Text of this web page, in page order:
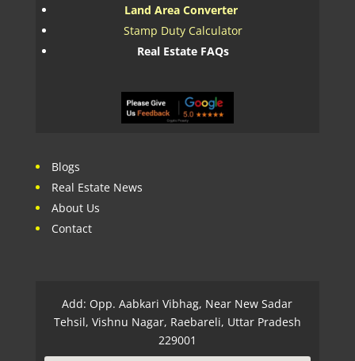
Land Area Converter
Stamp Duty Calculator
Real Estate FAQs
Blogs
Real Estate News
About Us
Contact
Add: Opp. Aabkari Vibhag, Near New Sadar
Tehsil, Vishnu Nagar, Raebareli, Uttar Pradesh
229001